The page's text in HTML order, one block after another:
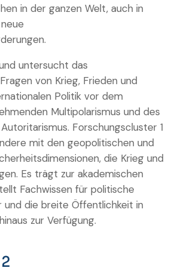
in der ganzen Welt, auch in
untersucht das
von Krieg, Frieden und
Politik vor dem
Multipolarismus und des
Forschungscluster 1
mit den geopolitischen und
die Krieg und
Es trägt zur akademischen
Fachwissen für politische
und die breite Öffentlichkeit in
zur Verfügung.